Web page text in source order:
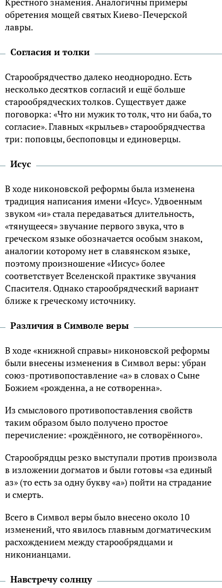
обретения мощей святых Киево-Печерской
лавры.
Согласия и толки
Старообрядчество далеко неоднородно. Есть
несколько десятков согласий и ещё больше
старообрядческих толков. Существует даже
поговорка: «Что ни мужик то толк, что ни баба, то
согласие». Главных «крыльев» старообрядчества
три: поповцы, беспоповцы и единоверцы.
Исус
В ходе никоновской реформы была изменена
традиция написания имени «Исус». Удвоенным
звуком «и» стала передаваться длительность,
«тянущееся» звучание первого звука, что в
греческом языке обозначается особым знаком,
аналогии которому нет в славянском языке,
поэтому произношение «Иисус» более
соответствует Вселенской практике звучания
Спасителя. Однако старообрядческий вариант
ближе к греческому источнику.
Различия в Символе веры
В ходе «книжной справы» никоновской реформы
были внесены изменения в Символ веры: убран
союз-противопоставление «а» в словах о Сыне
Божием «рожденна, а не сотворенна».
Из смыслового противопоставления свойств
таким образом было получено простое
перечисление: «рождённого, не сотворённого».
Старообрядцы резко выступали против произвола
в изложении догматов и были готовы «за единый
аз» (то есть за одну букву «а») пойти на страдание
и смерть.
Всего в Символ веры было внесено около 10
изменений, что явилось главным догматическим
расхождением между старообрядцами и
никонианцами.
Навстречу солнцу